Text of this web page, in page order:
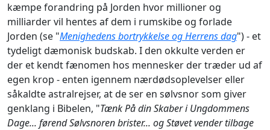
kæmpe forandring på Jorden hvor millioner og
milliarder vil hentes af dem i rumskibe og forlade
Jorden (se "Menighedens bortrykkelse og Herrens dag") - et
tydeligt dæmonisk budskab. I den okkulte verden er
der et kendt fænomen hos mennesker der træder ud af
egen krop - enten igennem nærdødsoplevelser eller
såkaldte astralrejser, at de ser en sølvsnor som giver
genklang i Bibelen, "Tænk På din Skaber i Ungdommens
Dage... førend Sølvsnoren brister... og Støvet vender tilbage